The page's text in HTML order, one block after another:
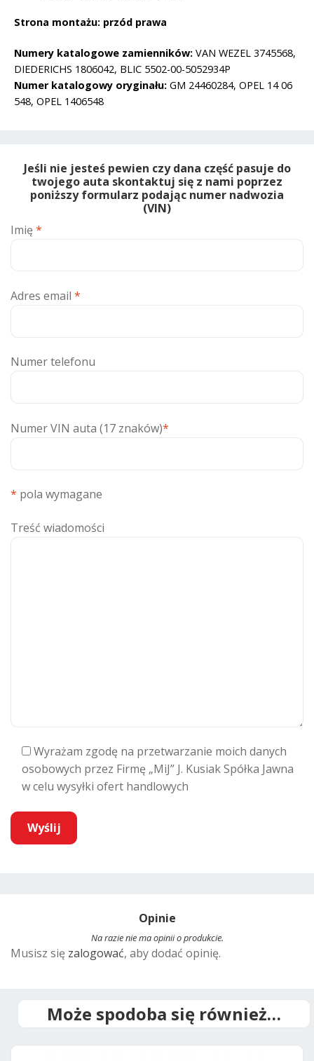
Strona montażu: przód prawa
Numery katalogowe zamienników: VAN WEZEL 3745568,
DIEDERICHS 1806042, BLIC 5502-00-5052934P
Numer katalogowy oryginału: GM 24460284, OPEL 14 06
548, OPEL 1406548
Jeśli nie jesteś pewien czy dana część pasuje do
twojego auta skontaktuj się z nami poprzez
poniższy formularz podając numer nadwozia
(VIN)
Imię *
Adres email *
Numer telefonu
Numer VIN auta (17 znaków)*
* pola wymagane
Treść wiadomości
Wyrażam zgodę na przetwarzanie moich danych
osobowych przez Firmę „MiJ” J. Kusiak Spółka Jawna
w celu wysyłki ofert handlowych
n
Opinie
Na razie nie ma opinii o produkcie.
Musisz się zalogować, aby dodać opinię.
Może spodoba się również…